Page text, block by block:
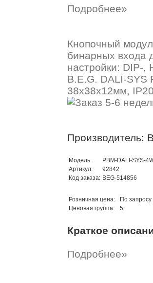
Подробнее»
Кнопочный
бинарных входа
настройки: DIP-,
B.E.G. DALI-SYS
38x38x12мм,
Производитель:
Модель:
PBM-DALI-SYS-
Артикул:
92842
Код заказа: BEG-514856
Розничная цена:
По запросу
Ценовая группа:
5
Краткое
Подробнее»